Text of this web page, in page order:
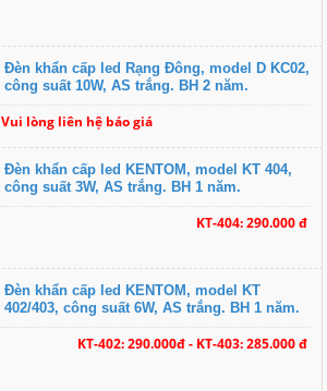
Đèn khẩn cấp led Rạng Đông, model D KC02,
công suất 10W, AS trắng. BH 2 năm.
Vui lòng liên hệ báo giá
Đèn khẩn cấp led KENTOM, model KT 404,
công suất 3W, AS trắng. BH 1 năm.
KT-404: 290.000 đ
Đèn khẩn cấp led KENTOM, model KT
402/403, công suất 6W, AS trắng. BH 1 năm.
KT-402: 290.000đ - KT-403: 285.000 đ